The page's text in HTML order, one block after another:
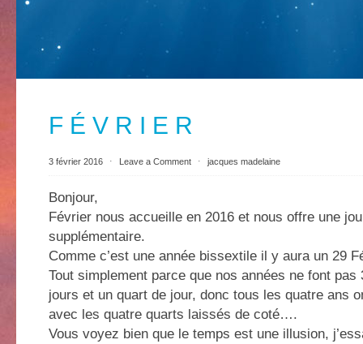
F É V R I E R
3 février 2016 ⋅ Leave a Comment ⋅ jacques madelaine
Bonjour,
Février nous accueille en 2016 et nous offre une
supplémentaire.
Comme c’est une année bissextile il y aura un 29
Tout simplement parce que nos années ne font
jours et un quart de jour, donc tous les quatre ans
avec les quatre quarts laissés de coté….
Vous voyez bien que le temps est une illusion,